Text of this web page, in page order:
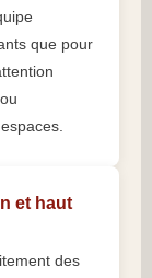
que pour
et haut
des